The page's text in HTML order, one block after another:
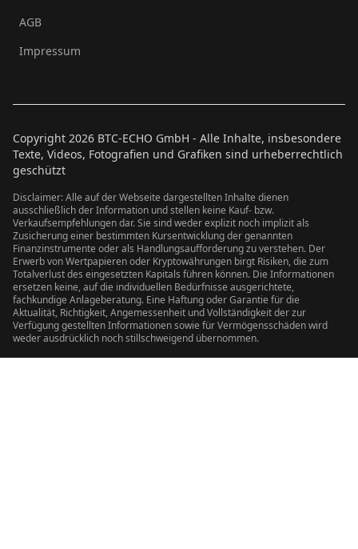
AGB
Impressum
Copyright 2026 BTC-ECHO GmbH - Alle Inhalte, insbesondere
Texte, Videos, Fotografien und Grafiken sind urheberrechtlich
geschützt
Disclaimer: Alle auf der Webseite dargestellten Inhalte dienen
ausschließlich der Information und stellen keine Kauf- bzw.
Verkaufsempfehlungen dar. Sie sind weder explizit noch implizit als
Zusicherung einer bestimmten Kursentwicklung der genannten
Finanzinstrumente oder als Handlungsaufforderung zu verstehen. Der
Erwerb von Wertpapieren oder Kryptowährungen birgt Risiken, die zum
Totalverlust des eingesetzten Kapitals führen können. Die Informationen
ersetzen keine, auf die individuellen Bedürfnisse ausgerichtete,
fachkundige Anlageberatung. Eine Haftung oder Garantie für die
Aktualität, Richtigkeit, Angemessenheit und Vollständigkeit der zur
Verfügung gestellten Informationen sowie für Vermögensschäden wird
weder ausdrücklich noch stillschweigend übernommen.